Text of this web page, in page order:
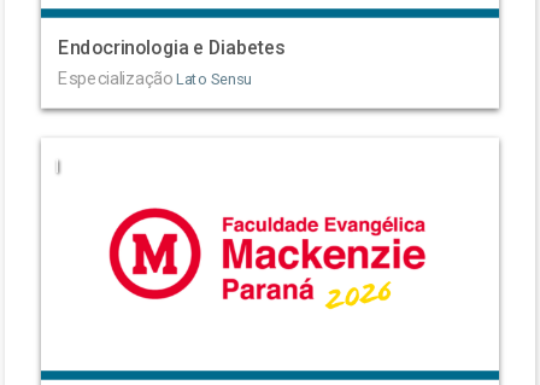
Endocrinologia e Diabetes
Especialização Lato Sensu
|